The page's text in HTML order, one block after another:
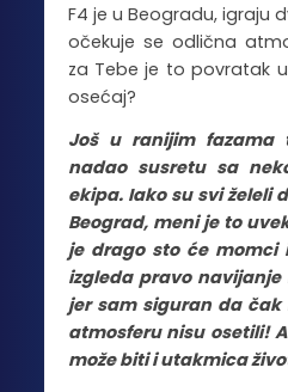
F4 je u Beogradu, igraju
očekuje se odlična
za Tebe je to povratak
osećaj?
Još u ranijim fazama
nadao susretu sa
ekipa. Iako su svi želeli
Beograd, meni je to
je drago sto će momci
izgleda pravo
jer sam siguran da
atmosferu nisu osetili!
može biti i utakmica